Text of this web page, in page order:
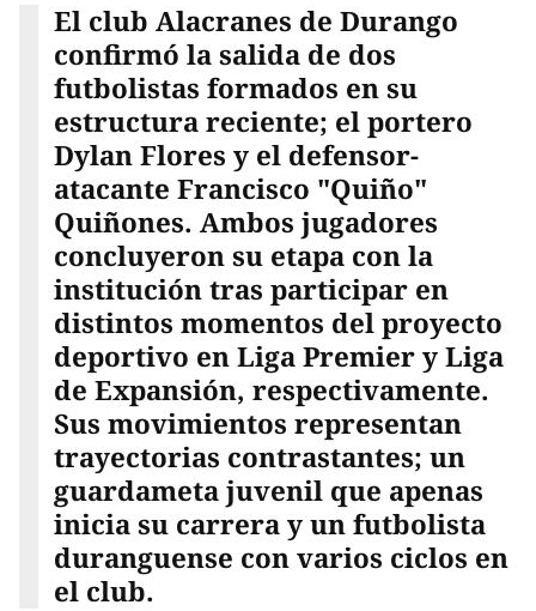
El club Alacranes de Durango
confirmó la salida de dos
futbolistas formados en su
estructura reciente; el portero
Dylan Flores y el defensor-
atacante Francisco "Quiño"
Quiñones. Ambos jugadores
concluyeron su etapa con la
institución tras participar en
distintos momentos del proyecto
deportivo en Liga Premier y Liga
de Expansión, respectivamente.
Sus movimientos representan
trayectorias contrastantes; un
guardameta juvenil que apenas
inicia su carrera y un futbolista
duranguense con varios ciclos en
el club.